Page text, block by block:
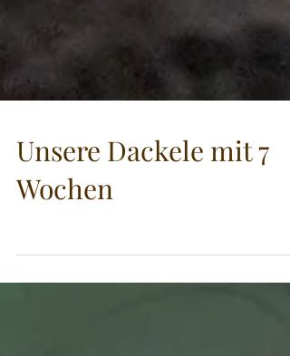
Unsere Dackele mit 7
Wochen